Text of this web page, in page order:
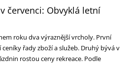
červenci: Obvyklá letní
roku dva výraznější vrcholy. První
řady zboží a služeb. Druhý bývá v
rostou ceny rekreace. Podle